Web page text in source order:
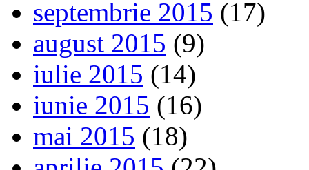
septembrie 2015 (17)
august 2015 (9)
iulie 2015 (14)
iunie 2015 (16)
mai 2015 (18)